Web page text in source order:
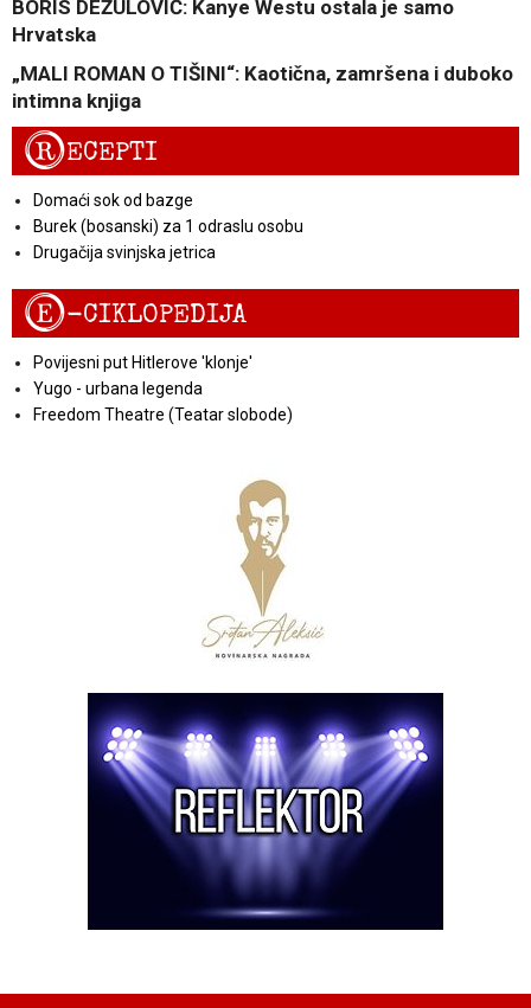
BORIS DEŽULOVIĆ: Kanye Westu ostala je samo
Hrvatska
„MALI ROMAN O TIŠINI“: Kaotična, zamršena i duboko
intimna knjiga
RECEPTI
Domaći sok od bazge
Burek (bosanski) za 1 odraslu osobu
Drugačija svinjska jetrica
E-CIKLOPEDIJA
Povijesni put Hitlerove 'klonje'
Yugo - urbana legenda
Freedom Theatre (Teatar slobode)